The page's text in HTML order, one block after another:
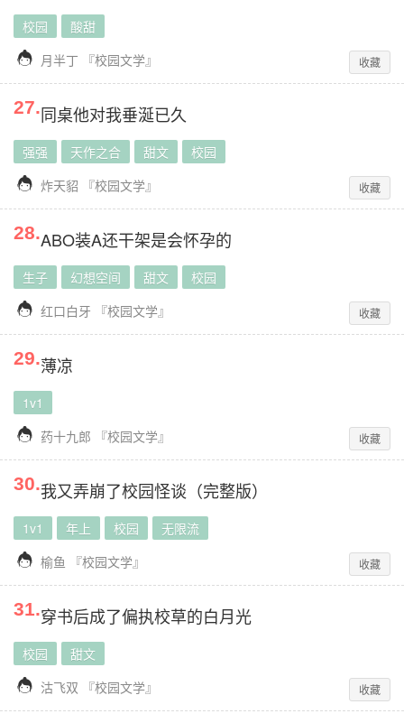
校园 酸甜
 月半丁 『校园文学』 收藏
27.同桌他对我垂涎已久
强强 天作之合 甜文 校园
 炸天貂 『校园文学』 收藏
28.ABO装A还干架是会怀孕的
生子 幻想空间 甜文 校园
 红口白牙 『校园文学』 收藏
29.薄凉
1v1
 药十九郎 『校园文学』 收藏
30.我又弄崩了校园怪谈（完整版）
1v1 年上 校园 无限流
 榆鱼 『校园文学』 收藏
31.穿书后成了偏执校草的白月光
校园 甜文
 沽飞双 『校园文学』 收藏